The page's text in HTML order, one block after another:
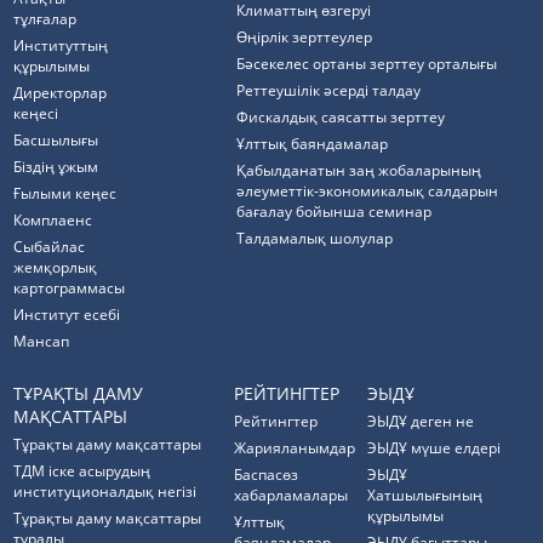
тұлғалар
Институттың
құрылымы
Директорлар
кеңесі
Басшылығы
Біздің ұжым
Ғылыми кеңес
Комплаенс
Cыбайлас
жемқорлық
картограммасы
Институт есебі
Мансап
Климаттың өзгеруі
Өңірлік зерттеулер
Бәсекелес ортаны зерттеу орталығы
Реттеушілік әсерді талдау
Фискалдық саясатты зерттеу
Ұлттық баяндамалар
Қабылданатын заң жобаларының
әлеуметтік-экономикалық салдарын
бағалау бойынша семинар
Талдамалық шолулар
ТҰРАҚТЫ ДАМУ
МАҚСАТТАРЫ
Тұрақты даму мақсаттары
ТДМ іске асырудың
институционалдық негізі
Тұрақты даму мақсаттары
туралы
РЕЙТИНГТЕР
Рейтингтер
Жарияланымдар
Баспасөз
хабарламалары
Ұлттық
ЭЫДҰ
ЭЫДҰ деген не
ЭЫДҰ мүше елдері
ЭЫДҰ
Хатшылығының
құрылымы